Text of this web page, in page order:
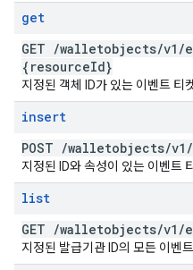
get
GET /walletobjects/v1 /
{resourceId}
지정된 객체 ID가 있는 이벤트 티
insert
POST /walletobjects/v1 /
지정된 ID와 속성이 있는 이벤트
list
GET /walletobjects/v1 /
지정된 발급기관 ID의 모든 이벤